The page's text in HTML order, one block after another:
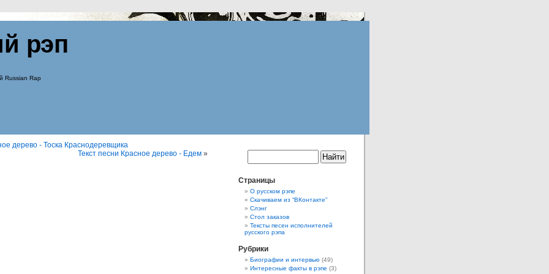
рэп
Russian Rap
дерево - Тоска Краснодеревщика
Текст песни Красное дерево - Едем »
Страницы
О русском рэпе
Скачиваем из “ВКонтакте”
Слэнг
Стол заказов
Тексты песен исполнителей
русского рэпа
Рубрики
Биографии и интервью (49)
Интересные факты в рэпе (3)